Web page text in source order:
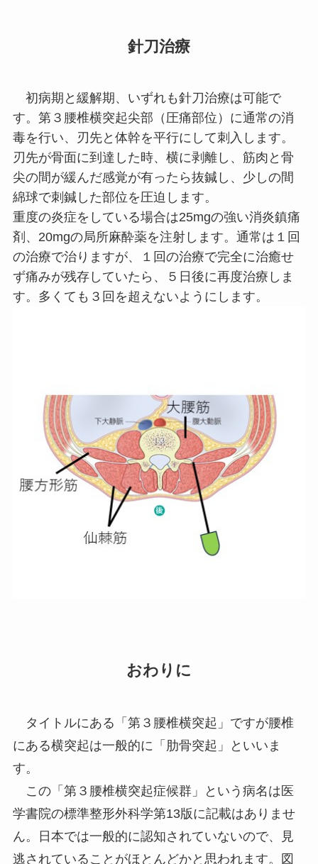
針刀治療
初病期と緩解期、いずれも針刀治療は可能で
す。第３腰椎横突起尖部（圧痛部位）に通常の消
毒を行い、刃先と体幹を平行にして刺入します。
刃先が骨面に到達した時、横に剥離し、筋肉と骨
尖の間が緩んだ感覚が有ったら抜鍼し、少しの間
綿球で刺鍼した部位を圧迫します。
重度の炎症をしている場合は25mgの強い消炎鎮痛
剤、20mgの局所麻酔薬を注射します。通常は１回
の治療で治りますが、１回の治療で完全に治癒せ
ず痛みが残存していたら、５日後に再度治療しま
す。多くても３回を超えないようにします。
おわりに
タイトルにある「第３腰椎横突起」ですが腰椎
にある横突起は一般的に「肋骨突起」といいま
す。
この「第３腰椎横突起症候群」という病名は医
学書院の標準整形外科学第13版に記載はありませ
ん。日本では一般的に認知されていないので、見
逃されていることがほとんどかと思われます。図